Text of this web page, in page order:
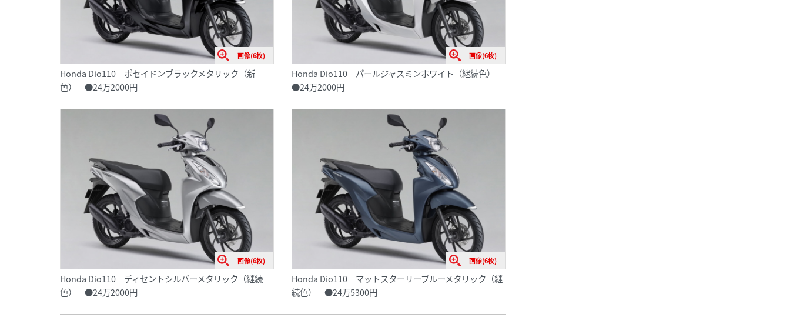
画像(6枚)
Honda Dio110 ポセイドンブラックメタリック（新
色） ●24万2000円
画像(6枚)
Honda Dio110 パールジャスミンホワイト（継続色）
●24万2000円
画像(6枚)
Honda Dio110 ディセントシルバーメタリック（継続
色） ●24万2000円
画像(6枚)
Honda Dio110 マットスターリーブルーメタリック（継
続色） ●24万5300円